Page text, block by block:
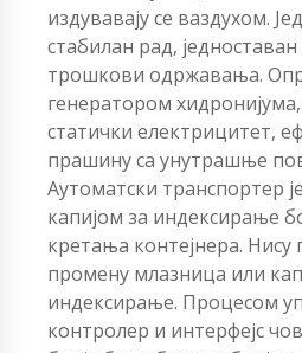
издувавају се ваздухом.
стабилан рад,
трошкови одржавања.
генератором
статички електрицитет,
прашину са унутрашње
Аутоматски транспортер
капијом за индексирање
кретања контејнера. Нису
промену млазница или
индексирање. Процесом
контролер и интерфејс